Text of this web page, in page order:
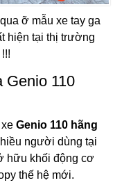
ỡ mẫu xe tay ga
hiện tại thị trường
Genio 110
Genio 110 hãng
người dùng tại
hữu khối động cơ
thế hệ mới.